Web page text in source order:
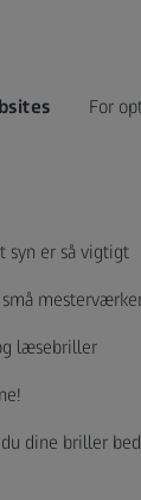
For
syn er så vigtigt
læsebriller
dine briller